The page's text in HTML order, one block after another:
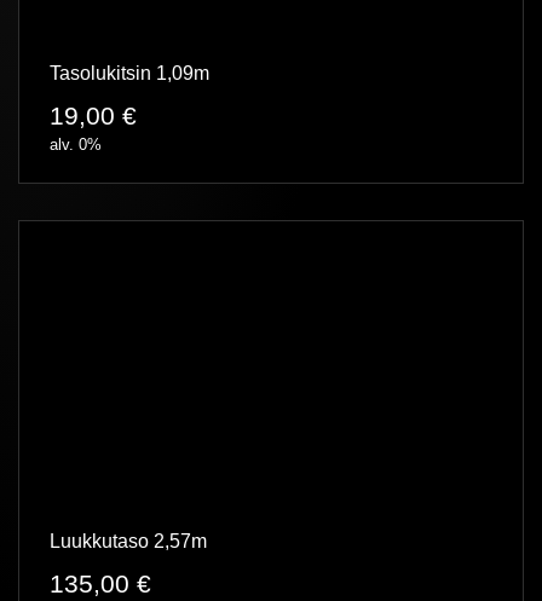
Tasolukitsin 1,09m
19,00 €
alv. 0%
Luukkutaso 2,57m
135,00 €